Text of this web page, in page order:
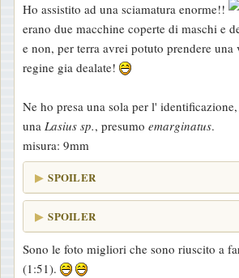
s
s
a
g
i
o
Ho assistito ad una sciamatura enorme!!
erano due macchine coperte di maschi e
e non, per terra avrei potuto prendere
regine gia dealate!
Ne ho presa una sola per l'
una Lasius sp., presumo emarginatus.
misura: 9mm
SPOILER
SPOILER
Sono le foto migliori che sono riuscito a
(1:51).